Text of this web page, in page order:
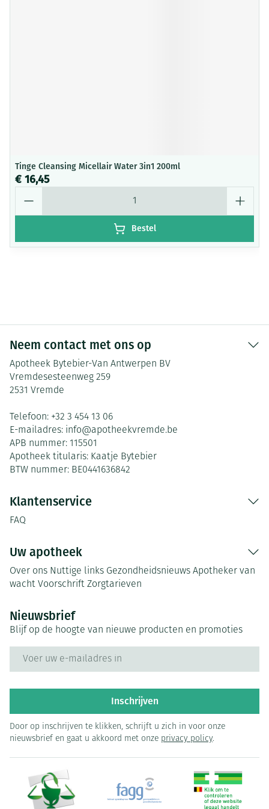
Tinge Cleansing Micellair Water 3in1 200ml
€ 16,45
Bestel
Neem contact met ons op
Apotheek Bytebier-Van Antwerpen BV
Vremdesesteenweg 259
2531 Vremde
Telefoon: +32 3 454 13 06
E-mailadres: info@apotheekvremde.be
APB nummer: 115501
Apotheek titularis: Kaatje Bytebier
BTW nummer: BE0441636842
Klantenservice
FAQ
Uw apotheek
Over ons Nuttige links Gezondheidsnieuws Apotheker van
wacht Voorschrift Zorgtarieven
Nieuwsbrief
Blijf op de hoogte van nieuwe producten en promoties
Inschrijven
Door op inschrijven te klikken, schrijft u zich in voor onze
nieuwsbrief en gaat u akkoord met onze privacy policy.